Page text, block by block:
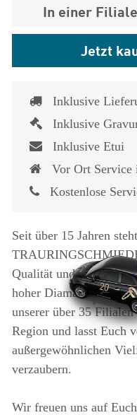
1.825,- €
In einer
Jetzt
Inklusive
Inklusive
Inklusive Etui
Vor Ort
Kostenlose
Seit über 15 Jahren
Qualität und
hoher
unserer über 35
Region und lasst Euch
außergewöhnlichen
verzaubern.
Wir freuen uns auf